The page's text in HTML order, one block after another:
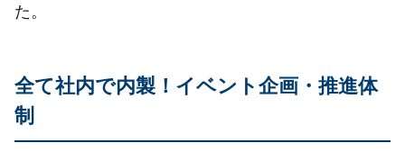
た。
全て社内で内製！イベント企画・推進体
制